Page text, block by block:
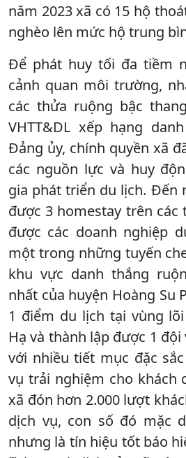
năm 2023 xã có 15 hộ
nghèo lên mức hộ trung
Để phát huy tối đa tiềm
cảnh quan môi trường,
các thửa ruộng bậc
VHTT&DL xếp hạng
Đảng ủy, chính quyền xã
các nguồn lực và huy
gia phát triển du lịch. Đến
được 3 homestay trên các
được các doanh nghiệp
một trong những tuyến
khu vực danh thắng
nhất của huyện Hoàng Su
1 điểm du lịch tại vùng
Hạ và thành lập được 1
với nhiều tiết mục đặc
vụ trải nghiệm cho khách
xã đón hơn 2.000 lượt
dịch vụ, con số đó mặc
nhưng là tín hiệu tốt báo